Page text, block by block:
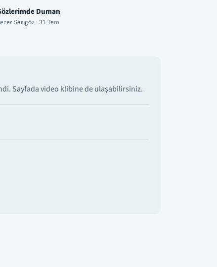
Sayfada video klibine de ulaşabilirsiniz.
Duman
Sarıgöz · 31 Tem